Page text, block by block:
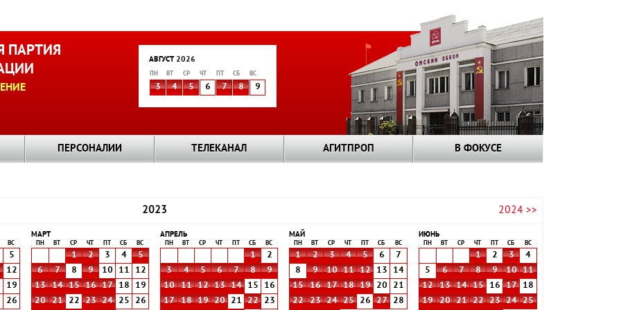
ПАРТИЯ
АВГУСТ 2026
ПН ВТ СР ЧТ СБ ВС
3 4 5 6 7 8 9
ПЕРСОНАЛИИ ТЕЛЕКАНАЛ АГИТПРОП В ФОКУСЕ
2023 2024 >>
ВС
5
12
19
26
МАРТ
ПН ВТ СР ЧТ СБ ВС
1 2 3 4
5
6
7 8 9 10 11
12
13
14 15 16 17 18
19
20
21 22 23 24 25
26
АПРЕЛЬ
ПН ВТ СР ЧТ СБ ВС
1
2
3
4 5 6 7 8
9
10
11 12 13 14 15
16
17
18 19 20 21 22
23
МАЙ
ПН ВТ СР ЧТ СБ ВС
1 2 3 4 5 6
7
8
9 10 11 12 13
14
15
16 17 18 19 20
21
22
23 24 25 26 27
28
ИЮНЬ
ПН ВТ СР ЧТ СБ ВС
1 2 3
4
5
6 7 8 9 10
11
12
13 14 15 16 17
18
19
20 21 22 23 24
25